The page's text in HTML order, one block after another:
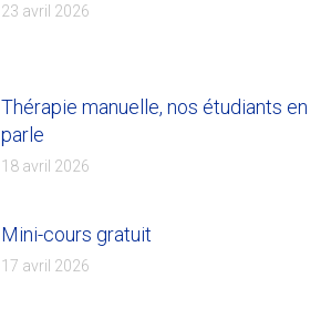
23 avril 2026
Thérapie manuelle, nos étudiants en
parle
18 avril 2026
Mini-cours gratuit
17 avril 2026